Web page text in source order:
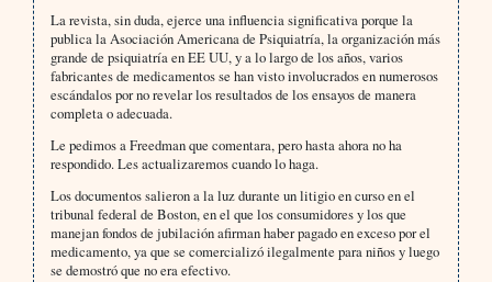
La revista, sin duda, ejerce una influencia significativa porque la
publica la Asociación Americana de Psiquiatría, la organización más
grande de psiquiatría en EE UU, y a lo largo de los años, varios
fabricantes de medicamentos se han visto involucrados en numerosos
escándalos por no revelar los resultados de los ensayos de manera
completa o adecuada.
Le pedimos a Freedman que comentara, pero hasta ahora no ha
respondido. Les actualizaremos cuando lo haga.
Los documentos salieron a la luz durante un litigio en curso en el
tribunal federal de Boston, en el que los consumidores y los que
manejan fondos de jubilación afirman haber pagado en exceso por el
medicamento, ya que se comercializó ilegalmente para niños y luego
se demostró que no era efectivo.